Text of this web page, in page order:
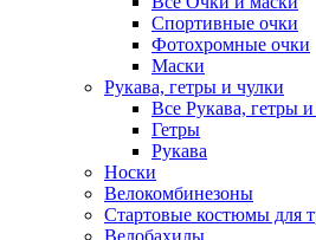
Спортивные очки
Фотохромные очки
Маски
Рукава, гетры и чулки
Все Рукава, гетры
Гетры
Рукава
Носки
Велокомбинезоны
Стартовые костюмы для
Велобахилы